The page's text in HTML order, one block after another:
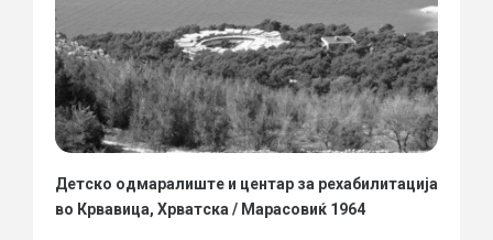
Детско одмаралиште и центар за рехабилитација
во Крвавица, Хрватска / Марасовиќ 1964